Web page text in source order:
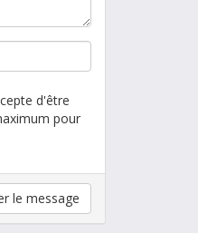
d'être
pour
le message